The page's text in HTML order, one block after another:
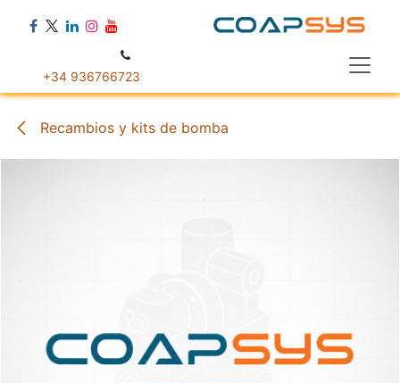
+34 936766723
Recambios y kits de bomba